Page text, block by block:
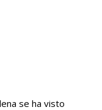
se ha visto